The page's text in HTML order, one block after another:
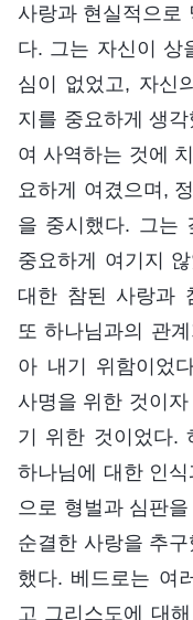
사랑과 현실적으로
다. 그는 자신이 상
심이 없었고, 자신
지를 중요하게 생
여 사역하는 것에
요하게 여겼으며,
을 중시했다. 그는
중요하게 여기지
대한 참된 사랑과
또 하나님과의 관
아 내기 위함이었
사명을 위한 것이
기 위한 것이었다.
하나님에 대한 인
으로 형벌과 심판
순결한 사랑을 추
했다. 베드로는 여
고 그리스도에 대